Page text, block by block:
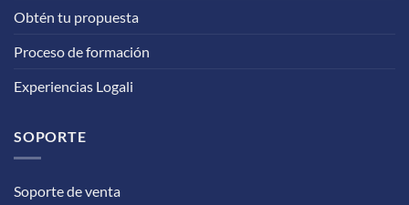
Obtén tu propuesta
Proceso de formación
Experiencias Logali
SOPORTE
Soporte de venta